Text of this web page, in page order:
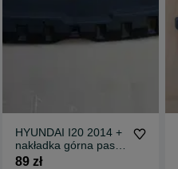
HYUNDAI I20 2014 +
nakładka górna pasa
przód osłona atrapa
89 zł